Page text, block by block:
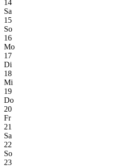
14
Sa
15
So
16
Mo
17
Di
18
Mi
19
Do
20
Fr
21
Sa
22
So
23